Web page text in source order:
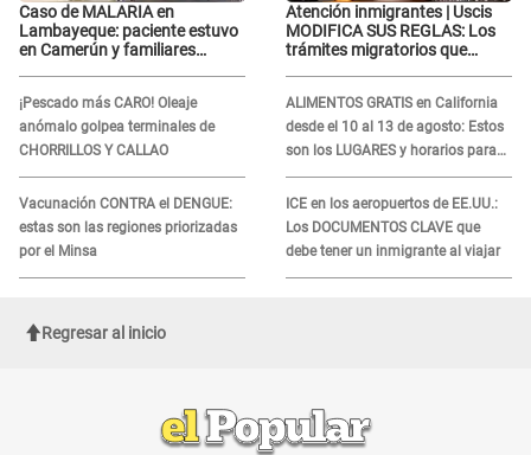
Caso de MALARIA en
Lambayeque: paciente estuvo
en Camerún y familiares
¡Pescado más CARO! Oleaje
anómalo golpea terminales de
CHORRILLOS Y CALLAO
Vacunación CONTRA el DENGUE:
estas son las regiones priorizadas
por el Minsa
Atención inmigrantes | Uscis
MODIFICA SUS REGLAS: Los
trámites migratorios que
ALIMENTOS GRATIS en California
desde el 10 al 13 de agosto: Estos
son los LUGARES y horarios para
recibir la ayuda
ICE en los aeropuertos de EE.UU.:
Los DOCUMENTOS CLAVE que
debe tener un inmigrante al viajar
Regresar al inicio